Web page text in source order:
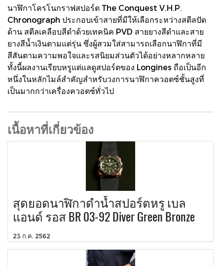
นาฬิกาโครโนกราฟสปอร์ต The Conquest V.H.P.
Chronograph ประกอบเข้าสายที่มีให้เลือกระหว่างสตีลปัด
ด้าน สตีลเคลือบสีดำด้วยเทคนิค PVD สายยางสีดำและสาย
ยางสีน้ำเงินตามแต่รุ่น ซึ่งผู้สวมใส่สามารถเลือกนาฬิกาที่มี
สีสันตามความพอใจและรสนิยมส่วนตัวได้อย่างหลากหลาย
ทั้งนี้ผลงานเรียบหรูแต่แลดูสปอร์ตของ Longines ถือเป็นอีก
หนึ่งในหลักไมล์สำคัญสำหรับวงการนาฬิกาควอตซ์ชั้นสูงที่
เป็นมากกว่าเครื่องควอตซ์ทั่วไป
เนื้อหาที่เกี่ยวข้อง
สุดยอดนาฬิกาดำน้ำสปอร์ตหรู เบล
แอนด์ รอส BR 03-92 Diver Green Bronze
23 ก.ค. 2562